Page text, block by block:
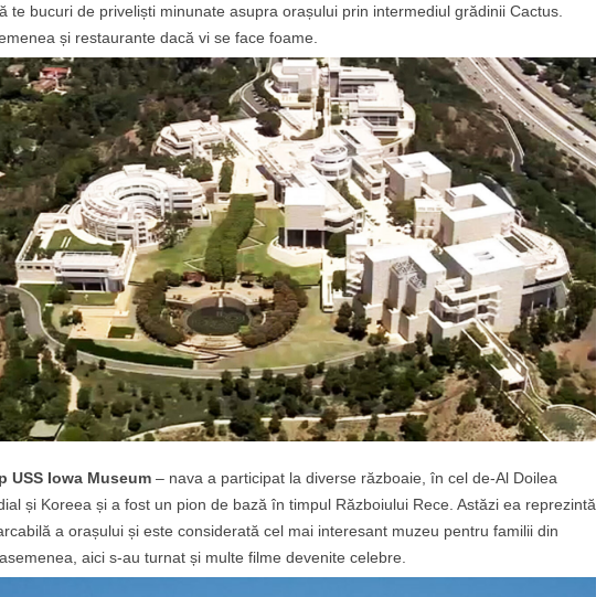
te bucuri de priveliști minunate asupra orașului prin intermediul grădinii Cactus.
și restaurante dacă vi se face foame.
USS Iowa Museum– nava a participat la diverse războaie, în cel de-Al Doilea
și Koreea și a fost un pion de bază în timpul Războiului Rece. Astăzi ea reprezintă
a orașului și este considerată cel mai interesant muzeu pentru familii din
aici s-au turnat și multe filme devenite celebre.